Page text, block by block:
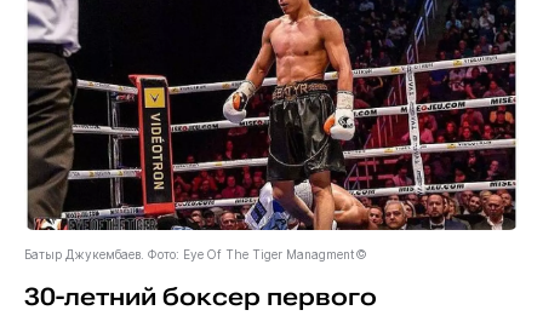
Батыр Джукембаев. Фото: Eye Of The Tiger Managment©
30-летний боксер первого